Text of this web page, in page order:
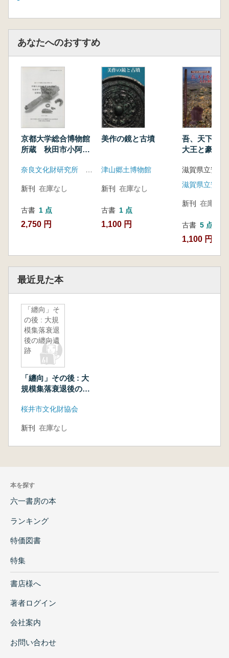
あなたへのおすすめ
京都大学総合博物館
所蔵 秋田市小阿地
の調査
新刊 在庫なし
古書 1 点
2,750 円
美作の鏡と古墳
津山郷土博物館
新刊 在庫なし
古書 1 点
1,100 円
吾、天下を
大王と豪族
新刊 在庫なし
古書 5 点
1,100 円~
最近見た本
「纏向」そ
の後 : 大規
模集落衰退
後の纏向遺
跡
「纏向」その後 : 大
規模集落衰退後の纏
桜井市文化財協会
新刊 在庫なし
本を探す
六一書房の本
ランキング
特価図書
特集
書店様へ
著者ログイン
会社案内
お問い合わせ